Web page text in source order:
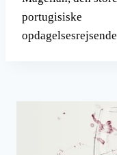
portugisiske
opdagelsesrejsende